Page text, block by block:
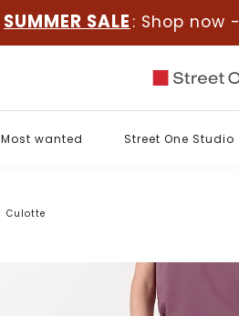
SUMMER SALE : Shop now -
Most wanted Street One Studio
Culotte